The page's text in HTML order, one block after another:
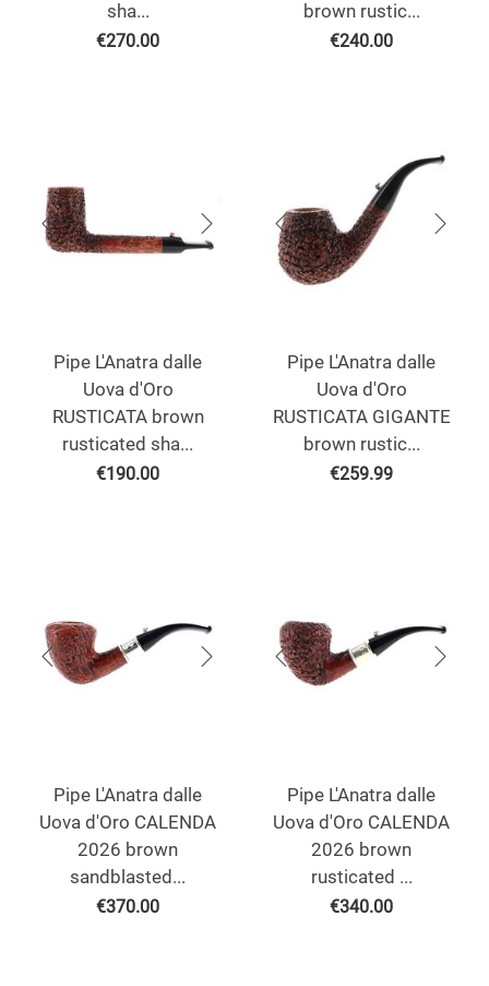
sha...
€270.00
brown rustic...
€240.00
Pipe L'Anatra dalle
Uova d'Oro
RUSTICATA brown
rusticated sha...
€190.00
Pipe L'Anatra dalle
Uova d'Oro
RUSTICATA GIGANTE
brown rustic...
€259.99
Pipe L'Anatra dalle
Uova d'Oro CALENDA
2026 brown
sandblasted...
€370.00
Pipe L'Anatra dalle
Uova d'Oro CALENDA
2026 brown
rusticated ...
€340.00